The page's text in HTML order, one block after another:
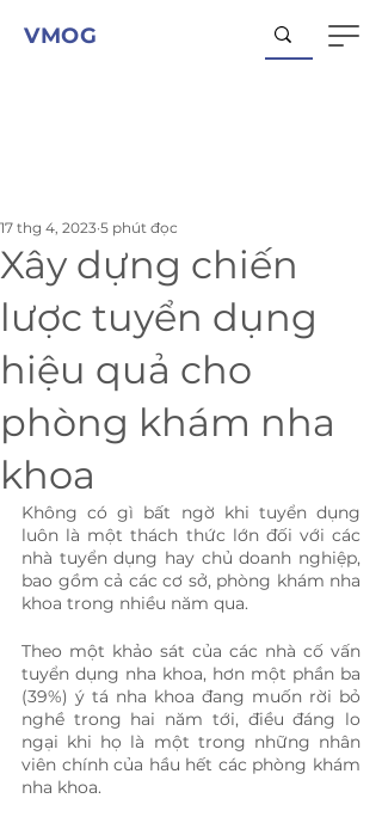
VMOG
Xây dựng chiến
lược tuyển dụng
hiệu quả cho
phòng khám nha
khoa
17 thg 4, 2023 5 phút đọc
Không có gì bất ngờ khi tuyển dụng
luôn là một thách thức lớn đối với các
nhà tuyển dụng hay chủ doanh nghiệp,
bao gồm cả các cơ sở, phòng khám nha
khoa trong nhiều năm qua.
Theo một khảo sát của các nhà cố vấn
tuyển dụng nha khoa, hơn một phần ba
(39%) ý tá nha khoa đang muốn rời bỏ
nghề trong hai năm tới, điều đáng lo
ngại khi họ là một trong những nhân
viên chính của hầu hết các phòng khám
nha khoa.